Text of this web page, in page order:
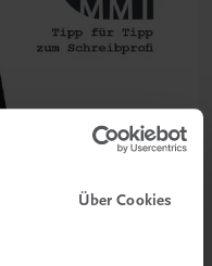
Über Cookies